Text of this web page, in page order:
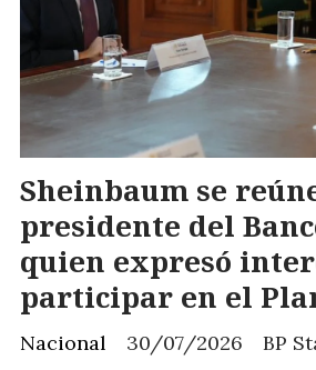
Sheinbaum se
presidente del
quien expresó
participar en el
BP
Nacional 30/07/2026